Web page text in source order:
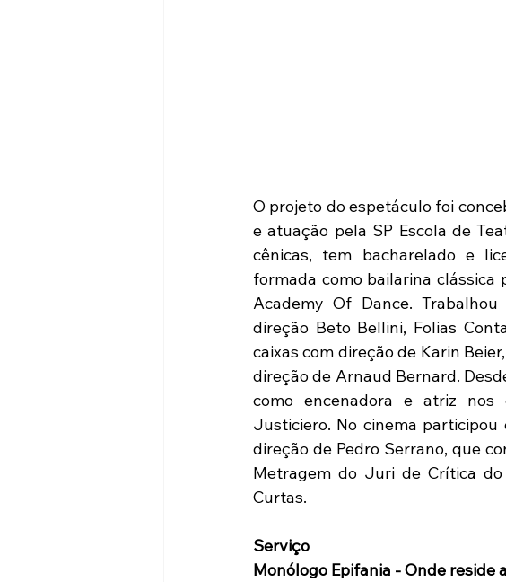
O projeto do espetáculo foi
e atuação pela SP Escola de
cênicas, tem bacharelado e
formada como bailarina clássica
Academy Of Dance.
direção Beto Bellini, Folias
caixas com direção de Karin
direção de Arnaud Bernard.
como encenadora e atriz nos
Justiciero. No cinema
direção de Pedro Serrano, que
Metragem do Juri de Crítica
Curtas.
Serviço
Monólogo Epifania - Onde reside